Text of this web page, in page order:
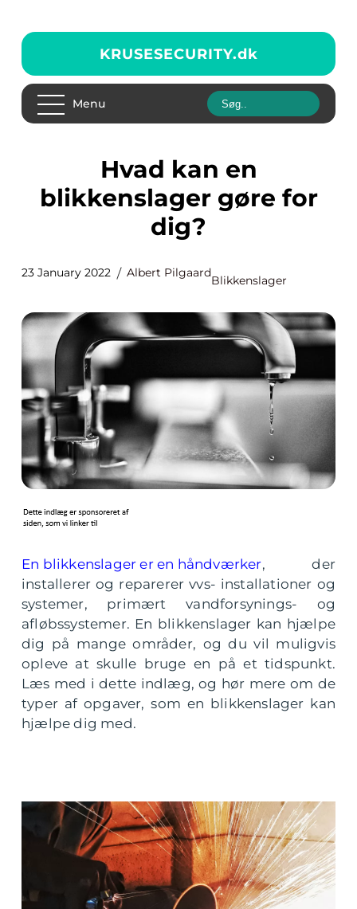
KRUSESECURITY.dk
Menu
Hvad kan en
blikkenslager gøre for
dig?
23 January 2022 Albert Pilgaard
Blikkenslager
En blikkenslager er en håndværker, der
installerer og reparerer vvs- installationer og
systemer, primært vandforsynings- og
afløbssystemer. En blikkenslager kan hjælpe
dig på mange områder, og du vil muligvis
opleve at skulle bruge en på et tidspunkt.
Læs med i dette indlæg, og hør mere om de
typer af opgaver, som en blikkenslager kan
hjælpe dig med.